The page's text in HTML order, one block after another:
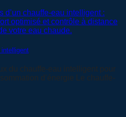
intelligent
du chauffe-eau intelligent pour
d’énergie Le chauffe-